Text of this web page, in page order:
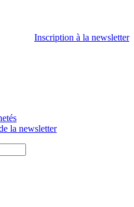
Inscription à la newsletter
la newsletter